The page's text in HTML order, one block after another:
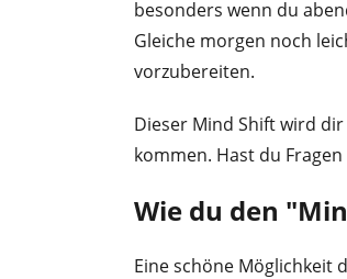
besonders wenn du
Gleiche morgen noch
vorzubereiten.
Dieser Mind Shift wird
kommen. Hast du
Wie du den
Eine schöne Möglichkeit